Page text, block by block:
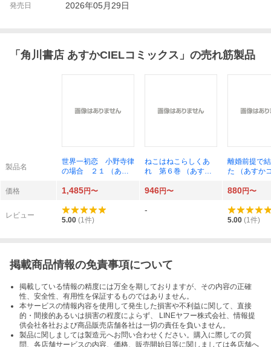
発売日 2026年05月29日
「 角川書店 あすかCIELコミックス 」の売れ筋製品
製品名
世界一初恋 小野寺律
の場合 ２１ （あす
Ｘ） （小冊子付き特
ねこはねこらしくあ
れ 第６巻 （あすか
Ｘ） ときたほのじ／
離婚前提で
た （あすか
著
価格 1,485円〜 946円〜 880円〜
レビュー
5.00 (1件)
-
5.00 (1件)
掲載商品情報の免責事項について
掲載している情報の精度には万全を期しておりますが、その内容の正確
性、安全性、有用性を保証するものではありません。
本サービスの情報内容を使用して発生した損害や不利益に関して、直接
的・間接的あるいは損害の程度によらず、 LINEヤフー株式会社、情報提
供会社各社および商品販売店舗各社は一切の責任を負いません。
製品に関しましては製造元へお問い合わせください。購入に際しての質
問、各店舗サービスの内容、価格、販売開始日等に関しましては各店舗へ